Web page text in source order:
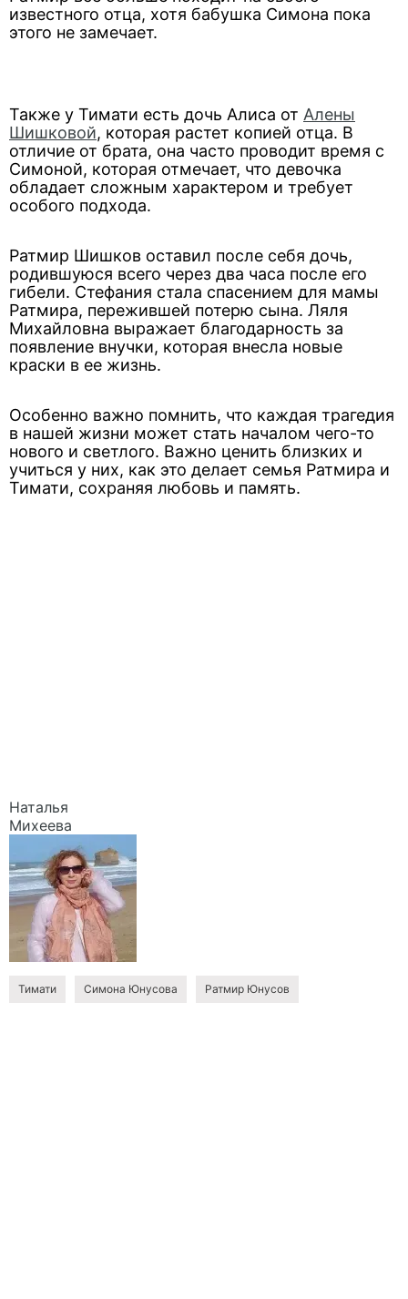
известного отца, хотя бабушка Симона пока
этого не замечает.
Также у Тимати есть дочь Алиса от Алены
Шишковой, которая растет копией отца. В
отличие от брата, она часто проводит время с
Симоной, которая отмечает, что девочка
обладает сложным характером и требует
особого подхода.
Ратмир Шишков оставил после себя дочь,
родившуюся всего через два часа после его
гибели. Стефания стала спасением для мамы
Ратмира, пережившей потерю сына. Ляля
Михайловна выражает благодарность за
появление внучки, которая внесла новые
краски в ее жизнь.
Особенно важно помнить, что каждая трагедия
в нашей жизни может стать началом чего-то
нового и светлого. Важно ценить близких и
учиться у них, как это делает семья Ратмира и
Тимати, сохраняя любовь и память.
Наталья
Михеева
Тимати Симона Юнусова Ратмир Юнусов